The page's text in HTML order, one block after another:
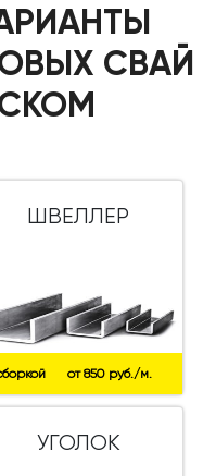
СВАЙ
ШВЕЛЛЕР
от 850 руб./м.
УГОЛОК